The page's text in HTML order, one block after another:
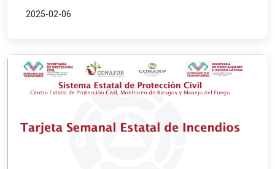
2025-02-06